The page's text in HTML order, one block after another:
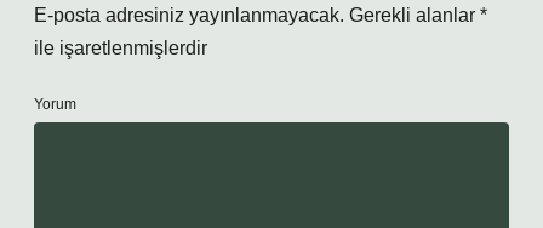
E-posta adresiniz yayınlanmayacak. Gerekli alanlar *
ile işaretlenmişlerdir
Yorum